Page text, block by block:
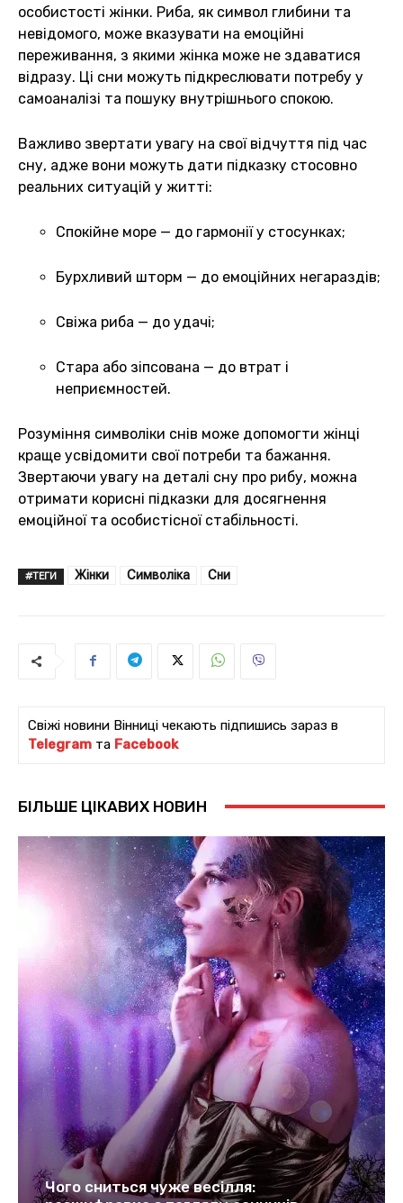
особистості жінки. Риба, як символ глибини та
невідомого, може вказувати на емоційні
переживання, з якими жінка може не здаватися
відразу. Ці сни можуть підкреслювати потребу у
самоаналізі та пошуку внутрішнього спокою.
Важливо звертати увагу на свої відчуття під час
сну, адже вони можуть дати підказку стосовно
реальних ситуацій у житті:
Спокійне море — до гармонії у стосунках;
Бурхливий шторм — до емоційних негараздів;
Свіжа риба — до удачі;
Стара або зіпсована — до втрат і
неприємностей.
Розуміння символіки снів може допомогти жінці
краще усвідомити свої потреби та бажання.
Звертаючи увагу на деталі сну про рибу, можна
отримати корисні підказки для досягнення
емоційної та особистісної стабільності.
#ТЕГИ Жінки Символіка Сни
Свіжі новини Вінниці чекають підпишись зараз в
Telegram та Facebook
БІЛЬШЕ ЦІКАВИХ НОВИН
Чого сниться чуже весілля: